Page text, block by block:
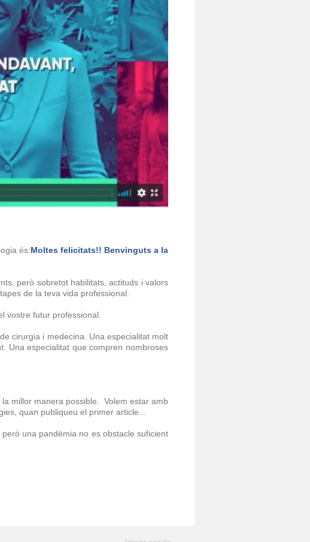
és:Moltes felicitats!! Benvinguts a la
però sobretot habilitats, actituds i valors
de la teva vida professional.
vostre futur professional.
cirurgia i medecina. Una especialitat molt
Una especialitat que compren nombroses
millor manera possible. Volem estar amb
quan publiqueu el primer article...
una pandèmia no es obstacle suficient